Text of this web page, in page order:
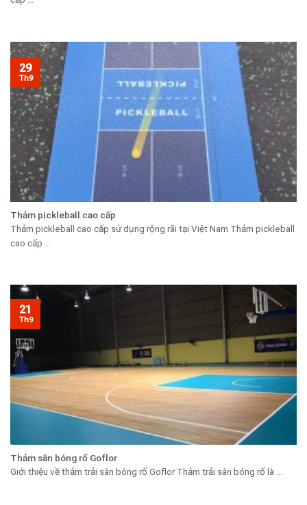
Thảm pickleball cao cấp
Thảm pickleball cao cấp sử dụng rộng rãi tại Việt Nam Thảm pickleball
cao cấp ...
29
Th9
Thảm sân bóng rổ Goflor
Giới thiệu về thảm trải sân bóng rổ Goflor Thảm trải sân bóng rổ là ...
21
Th9